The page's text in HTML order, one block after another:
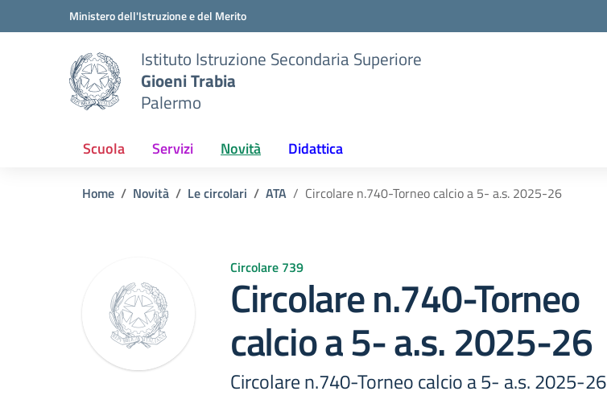
Vai ai contenuti
Vai al menu di navigazioneMinistero dell'Istruzione e del Merito
Istituto Istruzione Secondaria Superiore
Gioeni Trabia
Palermo
Scuola Servizi Novità Didattica
Home Novità Le circolari ATA Circolare n.740-Torneo calcio a 5- a.s. 2025-26
Circolare 739
Circolare n.740-Torneo
calcio a 5- a.s. 2025-26
Circolare n.740-Torneo calcio a 5- a.s. 2025-26